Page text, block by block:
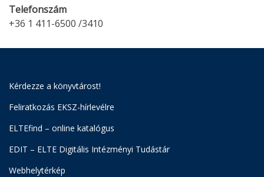
Telefonszám
+36 1 411-6500 /3410
Kérdezze a könyvtárost!
Feliratkozás EKSZ-hírlevélre
ELTEfind – online katalógus
EDIT – ELTE Digitális Intézményi Tudástár
Webhelytérkép